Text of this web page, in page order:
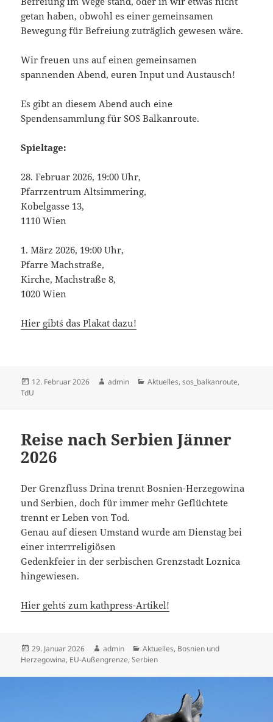
getan haben, obwohl es einer gemeinsamen
Bewegung für Befreiung zuträglich gewesen wäre.
Wir freuen uns auf einen gemeinsamen
spannenden Abend, euren Input und Austausch!
Es gibt an diesem Abend auch eine
Spendensammlung für SOS Balkanroute.
Spieltage:
28. Februar 2026, 19:00 Uhr,
Pfarrzentrum Altsimmering,
Kobelgasse 13,
1110 Wien
1. März 2026, 19:00 Uhr,
Pfarre Machstraße,
Kirche, Machstraße 8,
1020 Wien
Hier gibt´s das Plakat dazu!
Veröffentlicht
am
12. Februar 2026 Autor
admin Kategorien
Aktuelles,sos_balkanroute,
TdU
Reise nach Serbien Jänner
2026
Der Grenzfluss Drina trennt Bosnien-Herzegowina
und Serbien, doch für immer mehr Geflüchtete
trennt er Leben von Tod.
Genau auf diesen Umstand wurde am Dienstag bei
einer interrreligiösen
Gedenkfeier in der serbischen Grenzstadt Loznica
hingewiesen.
Hier geht´s zum kathpress-Artikel!
Veröffentlicht
am
29. Januar 2026 Autor
admin Kategorien
Aktuelles, Bosnien und
Herzegowina, EU-Außengrenze,Serbien